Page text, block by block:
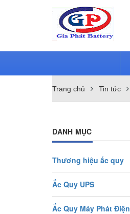
Trang chủ Tin tức
DANH MỤC
Thương hiệu ắc quy
Ắc Quy UPS
Ắc Quy Máy Phát Điện